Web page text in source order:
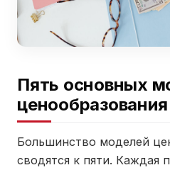
Пять основных
ценообразования
Большинство моделей
сводятся к пяти. Каждая